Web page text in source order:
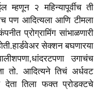
२ महिन्यापूर्वीच ती
पण आदित्यला आणि टीमला
प्रोग्रामिंग सांभाळणारी
सेक्शन बघणारया
उगाचंच
तो. आदित्यने तिचं अर्धवट
तिला फक्त प्रोडक्टचे